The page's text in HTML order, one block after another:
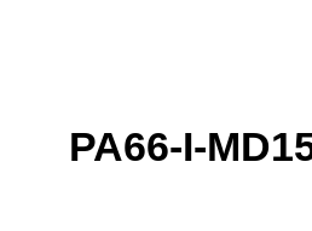
PA66-I-